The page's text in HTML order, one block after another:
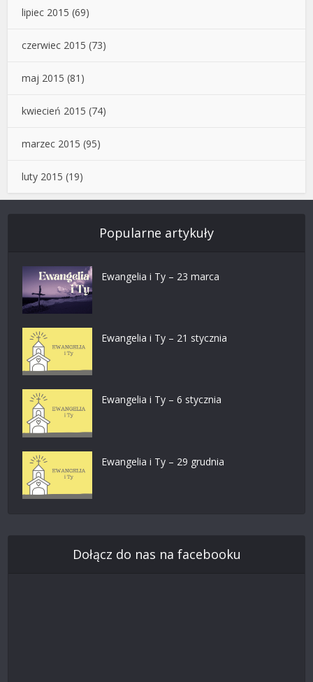
lipiec 2015 (69)
czerwiec 2015 (73)
maj 2015 (81)
kwiecień 2015 (74)
marzec 2015 (95)
luty 2015 (19)
Popularne artykuły
Ewangelia i Ty – 23 marca
Ewangelia i Ty – 21 stycznia
Ewangelia i Ty – 6 stycznia
Ewangelia i Ty – 29 grudnia
Dołącz do nas na facebooku